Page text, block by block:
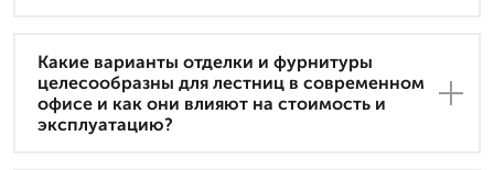
Какие варианты отделки и фурнитуры
целесообразны для лестниц в современном
офисе и как они влияют на стоимость и
эксплуатацию?